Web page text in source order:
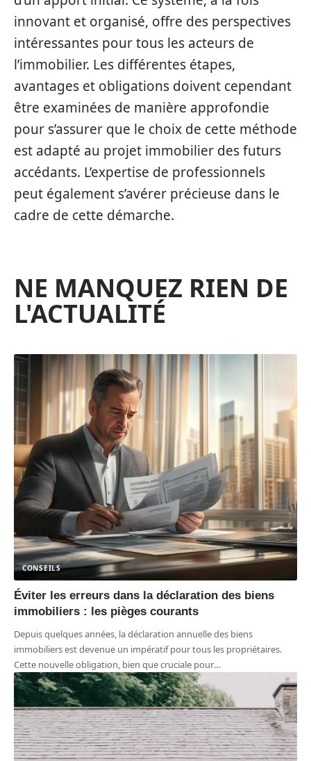
innovant et organisé, offre des perspectives
intéressantes pour tous les acteurs de
l’immobilier. Les différentes étapes,
avantages et obligations doivent cependant
être examinées de manière approfondie
pour s’assurer que le choix de cette méthode
est adapté au projet immobilier des futurs
accédants. L’expertise de professionnels
peut également s’avérer précieuse dans le
cadre de cette démarche.
NE MANQUEZ RIEN DE
L'ACTUALITÉ
CONSEILS
Éviter les erreurs dans la déclaration des biens
immobiliers : les pièges courants
Depuis quelques années, la déclaration annuelle des biens
immobiliers est devenue un impératif pour tous les propriétaires.
Cette nouvelle obligation, bien que cruciale pour…